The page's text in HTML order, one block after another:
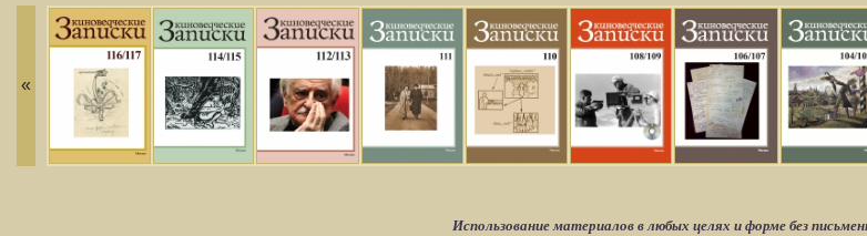
«
Использование материалов в любых целях и форме без